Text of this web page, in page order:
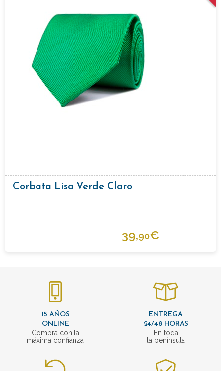
Corbata Lisa Verde Claro
39,90€
15 AÑOS
ONLINE
Compra con la
máxima confianza
ENTREGA
24/48 HORAS
En toda
la península